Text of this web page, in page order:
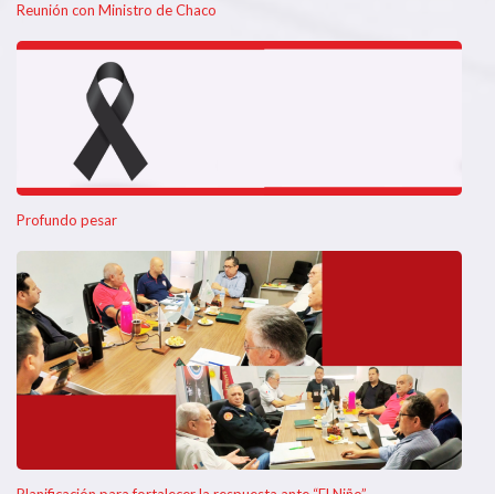
Reunión con Ministro de Chaco
Profundo pesar